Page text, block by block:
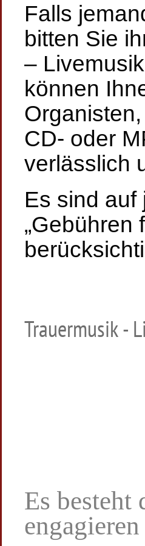
Falls
bitten Sie
–
können
CD- oder
verlässlich
Es sind auf
„Gebühren
Trauermusik -
Es